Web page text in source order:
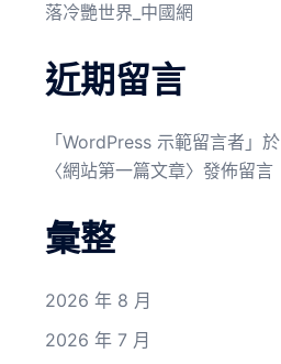
落冷艷世界_中國網
近期留言
「 WordPress 示範留言者 」於
〈網站第一篇文章〉發佈留言
彙整
2026 年 8 月
2026 年 7 月